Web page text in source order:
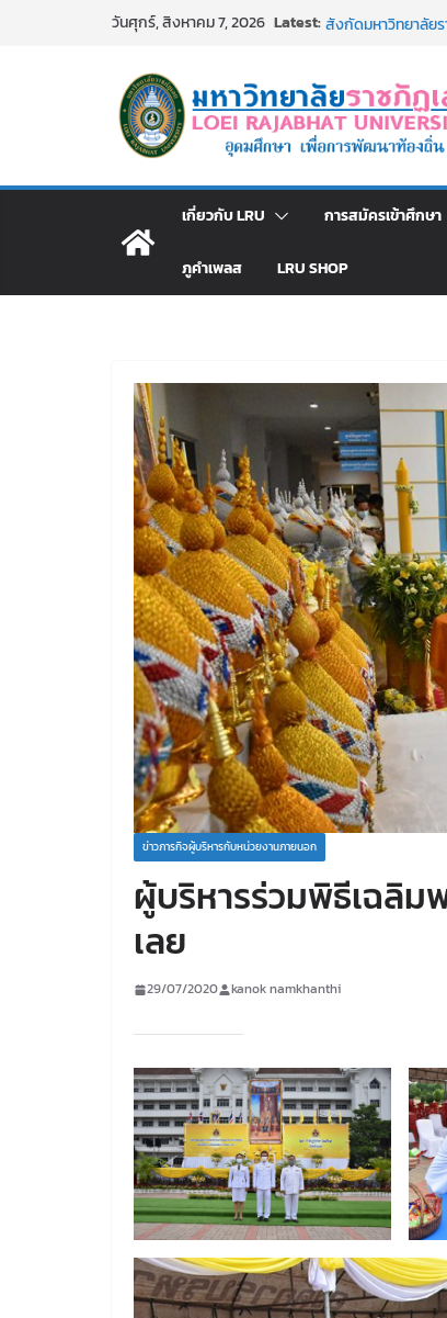
วันศุกร์, สิงหาคม 7, 2026 Latest:รายชื่อผู้มีสิทธิเข้า
ประกาศผู้ชนะการ
โดยวิธีเฉพาะเจาะจง
ม.ราชภัฏเลย จัดกิ
สาธารณกุศล 69
มหาวิทยาลัยราชภัฏ
เกี่ยวกับ LRU การสมัครเข้าศึกษา
ภูคำเพลส LRU SHOP
ข่าวภารกิจผู้บริหารกับหน่วยงานภายนอก
ผู้บริหารร่วมพิธีเฉลิม
เลย
29/07/2020 kanok namkhanthi